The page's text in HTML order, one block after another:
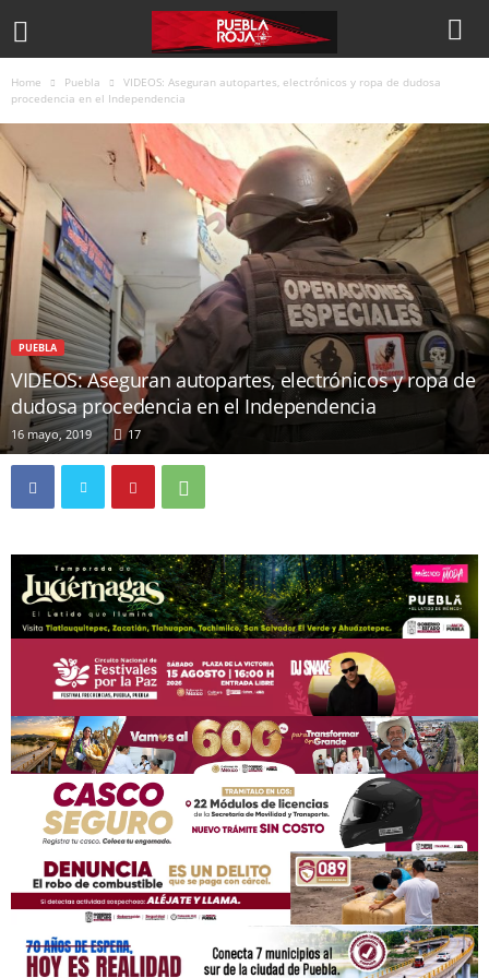
Home Puebla
VIDEOS: Aseguran autopartes, electrónicos y ropa de dudosa
procedencia en el Independencia
PUEBLA
VIDEOS: Aseguran autopartes, electrónicos y ropa de
dudosa procedencia en el Independencia
16 mayo, 2019 17